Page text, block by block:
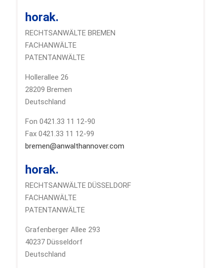
horak.
RECHTSANWÄLTE BREMEN
FACHANWÄLTE
PATENTANWÄLTE
Hollerallee 26
28209 Bremen
Deutschland
Fon 0421.33 11 12-90
Fax 0421.33 11 12-99
bremen@anwalthannover.com
horak.
RECHTSANWÄLTE DÜSSELDORF
FACHANWÄLTE
PATENTANWÄLTE
Grafenberger Allee 293
40237 Düsseldorf
Deutschland